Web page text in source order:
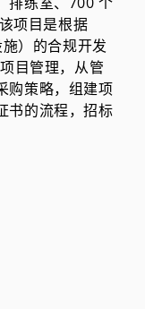
项目是根据
）的合规开发
目管理，从管
购策略，组建项
书的流程，招标